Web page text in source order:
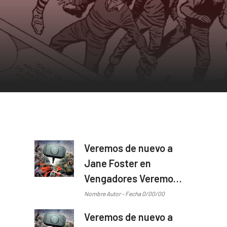
Veremos de nuevo a
Jane Foster en
Vengadores Veremos
de nuevo a Jane
...
Nombre Autor - Fecha 0/00/00
Veremos de nuevo a